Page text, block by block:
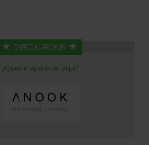
EMPRESAS PREMIUM
¿Quiere aparecer aquí?